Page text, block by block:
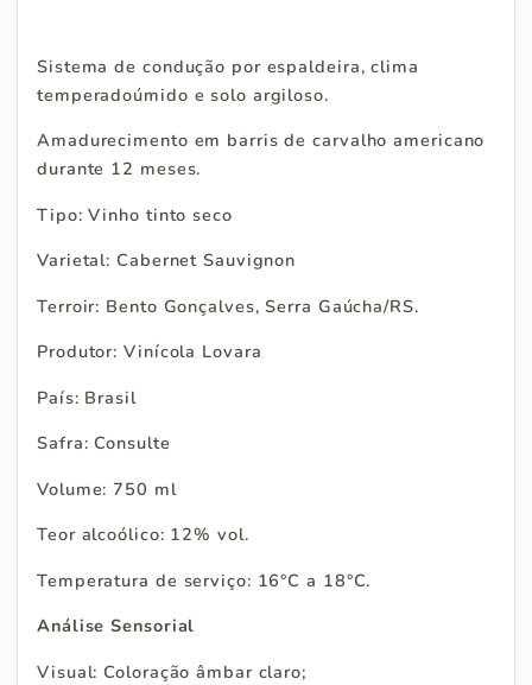
Sistema de condução por espaldeira, clima
temperadoúmido e solo argiloso.
Amadurecimento em barris de carvalho americano
durante 12 meses.
Tipo: Vinho tinto seco
Varietal: Cabernet Sauvignon
Terroir: Bento Gonçalves, Serra Gaúcha/RS.
Produtor: Vinícola Lovara
País: Brasil
Safra: Consulte
Volume: 750 ml
Teor alcoólico: 12% vol.
Temperatura de serviço: 16°C a 18°C.
Análise Sensorial
Visual: Coloração âmbar claro;